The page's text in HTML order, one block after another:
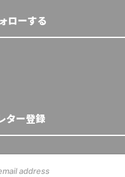
ローする
ター登録